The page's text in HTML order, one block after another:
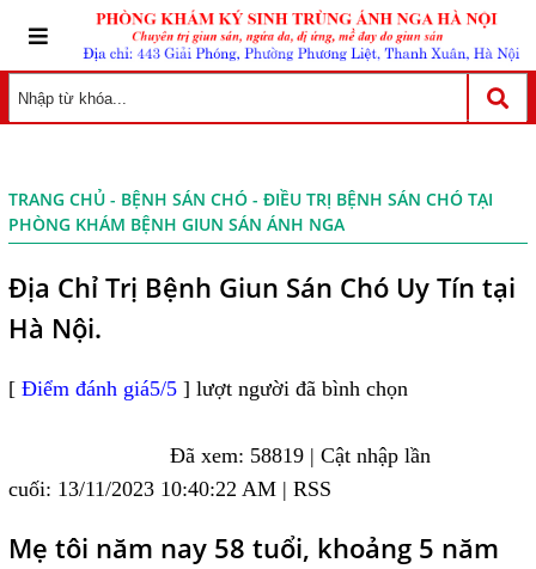
TRANG CHỦ- BỆNH SÁN CHÓ- ĐIỀU TRỊ BỆNH SÁN CHÓ TẠI
PHÒNG KHÁM BỆNH GIUN SÁN ÁNH NGA
Địa Chỉ Trị Bệnh Giun Sán Chó Uy Tín tại
Hà Nội.
[ Điểm đánh giá5/5 ] lượt người đã bình chọn
Đã xem: 58819 | Cật nhập lần
cuối: 13/11/2023 10:40:22 AM | RSS
Mẹ tôi năm nay 58 tuổi, khoảng 5 năm